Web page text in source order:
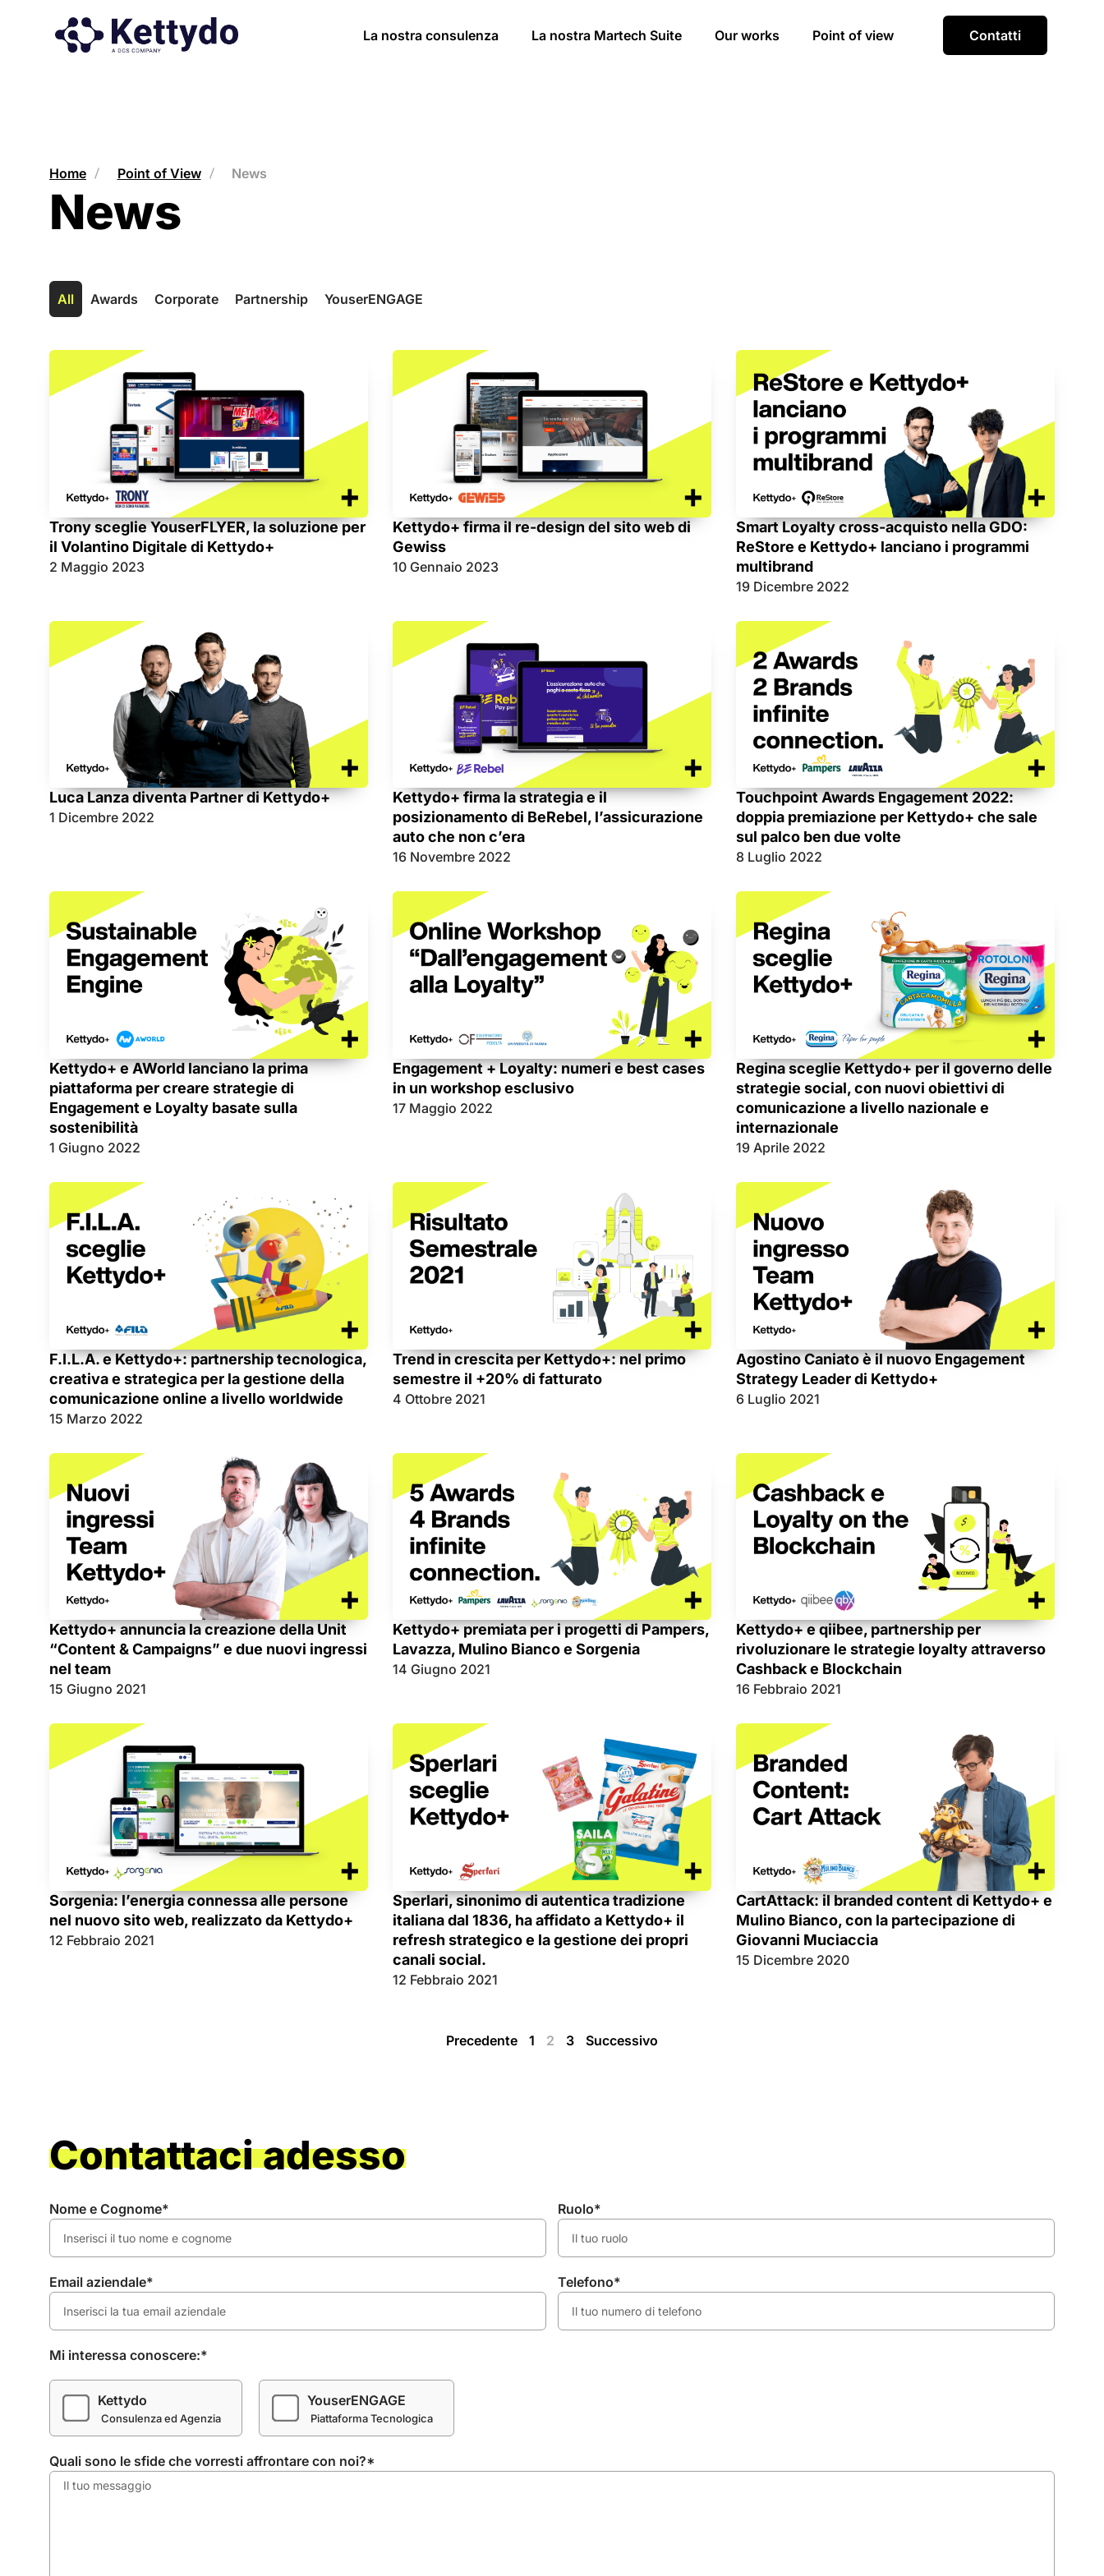
La nostra consulenza La nostra Martech Suite Our works Point of view Contatti
Home Point of View News
News
Awards Corporate Partnership YouserENGAGE
All
Trony sceglie YouserFLYER, la soluzione per
il Volantino Digitale di Kettydo+
2 Maggio 2023
Kettydo+ firma il re-design del sito web di
Gewiss
10 Gennaio 2023
Smart Loyalty cross-acquisto nella GDO:
ReStore e Kettydo+ lanciano i programmi
multibrand
19 Dicembre 2022
Luca Lanza diventa Partner di Kettydo+
1 Dicembre 2022
Kettydo+ firma la strategia e il
posizionamento di BeRebel, l’assicurazione
auto che non c’era
16 Novembre 2022
Touchpoint Awards Engagement 2022:
doppia premiazione per Kettydo+ che sale
sul palco ben due volte
8 Luglio 2022
Kettydo+ e AWorld lanciano la prima
piattaforma per creare strategie di
Engagement e Loyalty basate sulla
sostenibilità
1 Giugno 2022
Engagement + Loyalty: numeri e best cases
in un workshop esclusivo
17 Maggio 2022
Regina sceglie Kettydo+ per il governo delle
strategie social, con nuovi obiettivi di
comunicazione a livello nazionale e
internazionale
19 Aprile 2022
F.I.L.A. e Kettydo+: partnership tecnologica,
creativa e strategica per la gestione della
comunicazione online a livello worldwide
15 Marzo 2022
Trend in crescita per Kettydo+: nel primo
semestre il +20% di fatturato
4 Ottobre 2021
Agostino Caniato è il nuovo Engagement
Strategy Leader di Kettydo+
6 Luglio 2021
Kettydo+ annuncia la creazione della Unit
“Content & Campaigns” e due nuovi ingressi
nel team
15 Giugno 2021
Kettydo+ premiata per i progetti di Pampers,
Lavazza, Mulino Bianco e Sorgenia
14 Giugno 2021
Kettydo+ e qiibee, partnership per
rivoluzionare le strategie loyalty attraverso
Cashback e Blockchain
16 Febbraio 2021
Sorgenia: l’energia connessa alle persone
nel nuovo sito web, realizzato da Kettydo+
12 Febbraio 2021
Sperlari, sinonimo di autentica tradizione
italiana dal 1836, ha affidato a Kettydo+ il
refresh strategico e la gestione dei propri
canali social.
12 Febbraio 2021
CartAttack: il branded content di Kettydo+ e
Mulino Bianco, con la partecipazione di
Giovanni Muciaccia
15 Dicembre 2020
Precedente 1 2 3 Successivo
Contattaci adesso
Nome e Cognome* Ruolo*
Email aziendale* Telefono*
Mi interessa conoscere:*
Kettydo
Consulenza ed Agenzia
YouserENGAGE
Piattaforma Tecnologica
Quali sono le sfide che vorresti affrontare con noi?*